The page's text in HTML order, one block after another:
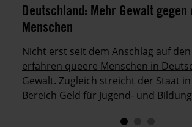
Deutschland: Mehr Gewalt gegen
Menschen
Nicht erst seit dem Anschlag auf den
erfahren queere Menschen in
Gewalt. Zugleich streicht der Staat
Bereich Geld für Jugend- und